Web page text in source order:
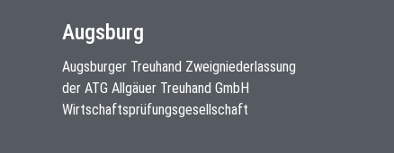
Augsburg
Augsburger Treuhand Zweigniederlassung
der ATG Allgäuer Treuhand GmbH
Wirtschaftsprüfungsgesellschaft